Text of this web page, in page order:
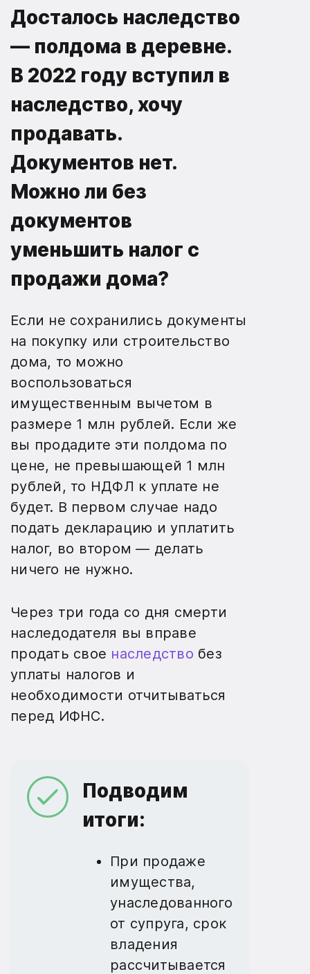
Досталось наследство
— полдома в деревне.
В 2022 году вступил в
наследство, хочу
продавать.
Документов нет.
Можно ли без
документов
уменьшить налог с
продажи дома?
Если не сохранились документы
на покупку или строительство
дома, то можно
воспользоваться
имущественным вычетом в
размере 1 млн рублей. Если же
вы продадите эти полдома по
цене, не превышающей 1 млн
рублей, то НДФЛ к уплате не
будет. В первом случае надо
подать декларацию и уплатить
налог, во втором — делать
ничего не нужно.
Через три года со дня смерти
наследодателя вы вправе
продать свое наследство без
уплаты налогов и
необходимости отчитываться
перед ИФНС.
Подводим
итоги:
При продаже
имущества,
унаследованного
от супруга, срок
владения
рассчитывается